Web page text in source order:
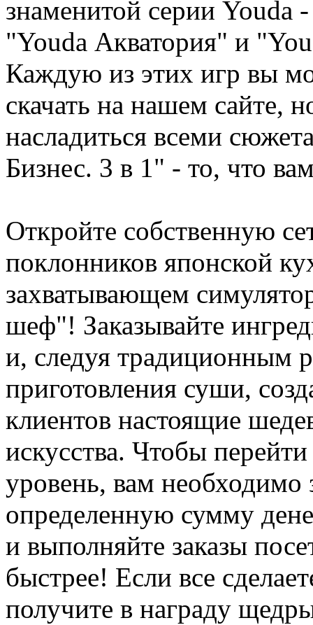
знаменитой серии Youda
"Youda Акватория" и
Каждую из этих игр вы
скачать на нашем сайте,
насладиться всеми
Бизнес. 3 в 1" - то, что
Откройте собственную
поклонников японской
захватывающем
шеф"! Заказывайте
и, следуя традиционным
приготовления суши,
клиентов настоящие
искусства. Чтобы
уровень, вам необходимо
определенную сумму
и выполняйте заказы
быстрее! Если все
получите в награду